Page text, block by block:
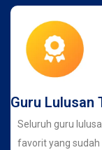
Guru Lulusan
Seluruh guru
favorit yang